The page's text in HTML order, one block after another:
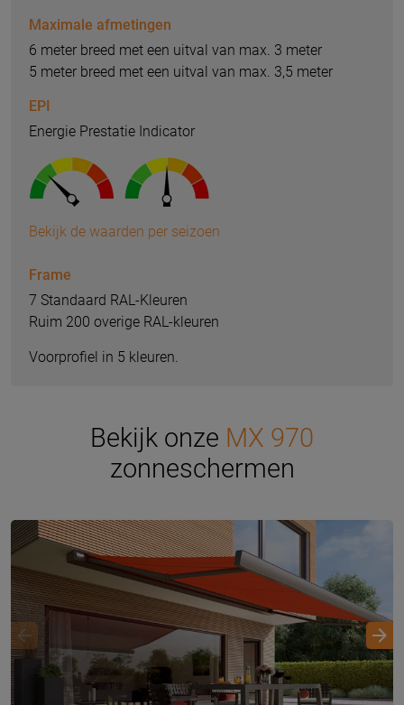
Maximale afmetingen
6 meter breed met een uitval van max. 3 meter
5 meter breed met een uitval van max. 3,5 meter
EPI
Energie Prestatie Indicator
Bekijk de waarden per seizoen
Frame
7 Standaard RAL-Kleuren
Ruim 200 overige RAL-kleuren
Voorprofiel in 5 kleuren.
Bekijk onze MX 970
zonneschermen